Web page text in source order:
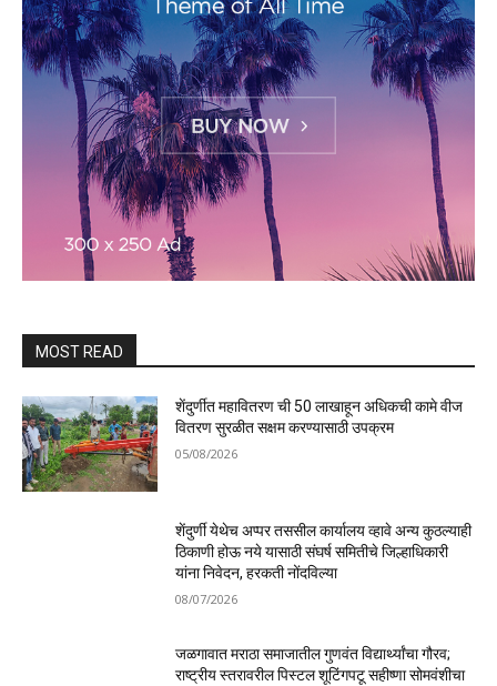
MOST READ
शेंदुर्णीत महावितरण ची 50 लाखाहून अधिकची कामे वीज
वितरण सुरळीत सक्षम करण्यासाठी उपक्रम
05/08/2026
शेंदुर्णी येथेच अप्पर तससील कार्यालय व्हावे अन्य कुठल्याही
ठिकाणी होऊ नये यासाठी संघर्ष समितीचे जिल्हाधिकारी
यांना निवेदन, हरकती नोंदविल्या
08/07/2026
जळगावात मराठा समाजातील गुणवंत विद्यार्थ्यांचा गौरव;
राष्ट्रीय स्तरावरील पिस्टल शूटिंगपटू सहीष्णा सोमवंशीचा